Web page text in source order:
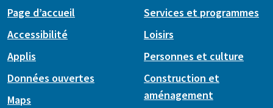
Page d’accueil
Accessibilité
Applis
Données ouvertes
Maps
Services et programmes
Loisirs
Personnes et culture
Construction et
aménagement